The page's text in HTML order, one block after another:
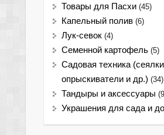
Товары для Пасхи (45)
Капельный полив (6)
Лук-севок (4)
Семенной картофель (5)
Садовая техника
опрыскиватели и др.) (34)
Тандыры и аксессуары
Украшения для сада и